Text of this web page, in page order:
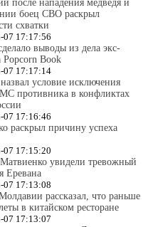
после нападения медведя и
боец СВО раскрыл
схватки
07 17:17:56
выводы из дела экс-
Popcorn Book
07 17:17:14
условие исключения
противника в конфликтах
07 17:16:46
раскрыл причину успеха
07 17:15:20
увидели тревожный
Еревана
07 17:13:08
рассказал, что раньше
в китайском ресторане
07 17:13:07